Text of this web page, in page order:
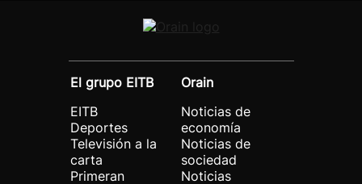
El grupo EITB
EITB
Deportes
Televisión a la
carta
Primeran
Orain
Noticias de
economía
Noticias de
sociedad
Noticias